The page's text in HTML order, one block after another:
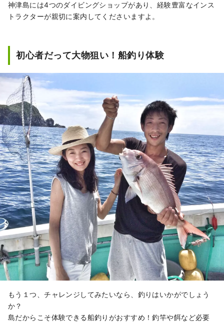
神津島には4つのダイビングショップがあり、経験豊富なインス
トラクターが親切に案内してくださいますよ。
初心者だって大物狙い！船釣り体験
もう１つ、チャレンジしてみたいなら、釣りはいかがでしょう
か？
島だからこそ体験できる船釣りがおすすめ！釣竿や餌など必要